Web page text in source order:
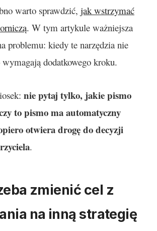
warto sprawdzić, jak wstrzymać
. W tym artykule ważniejsza
problemu: kiedy te narzędzia nie
dodatkowego kroku.
nie pytaj tylko, jakie pismo
to pismo ma automatyczny
otwiera drogę do decyzji
.
zmienić cel z
na inną strategię